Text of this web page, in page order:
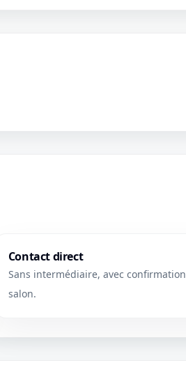
Contact direct
Sans intermédiaire, avec
salon.